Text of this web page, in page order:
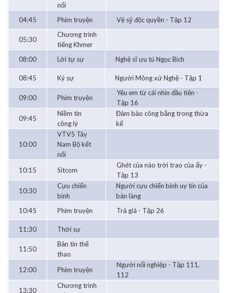
nối
04:45
Phim truyện Vệ sỹ độc quyền - Tập 12
05:30
Chương trình
tiếng Khmer
08:00
Lời tự sự Nghệ sĩ ưu tú Ngọc Bích
08:45 Ký sự Người Mông xứ Nghệ - Tập 1
09:00 Phim truyện
Yêu em từ cái nhìn đầu tiên -
Tập 16
09:45
Niềm tin
công lý
Đảm bảo công bằng trong thừa
kế
10:00
VTV5 Tây
Nam Bộ kết
nối
10:15
Sitcom
Ghét của nào trời trao của ấy -
Tập 13
10:30
Cựu chiến
binh
Người cựu chiến binh uy tín của
bản làng
10:45
Phim truyện Trả giá - Tập 26
11:30 Thời sự
11:50
Bản tin thể
thao
12:00
Phim truyện
Người nối nghiệp - Tập 111,
112
13:30
Chương trình